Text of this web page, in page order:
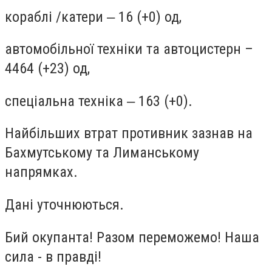
кораблі /катери ‒ 16 (+0) од,
автомобільної техніки та автоцистерн –
4464 (+23) од,
спеціальна техніка ‒ 163 (+0).
Найбільших втрат противник зазнав на
Бахмутському та Лиманському
напрямках.
Дані уточнюються.
Бий окупанта! Разом переможемо! Наша
сила - в правді!